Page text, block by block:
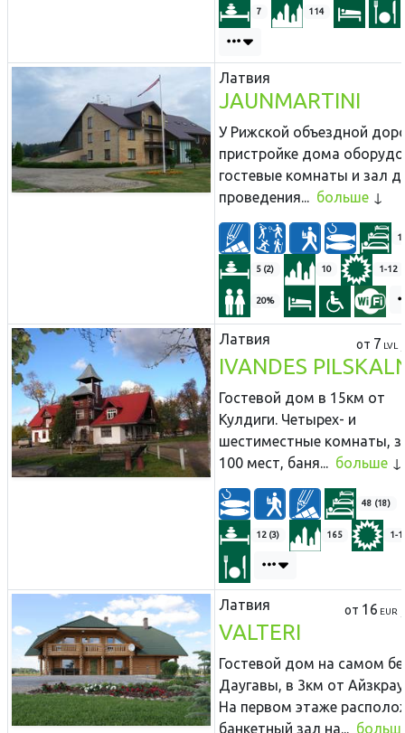
7 114
Латвия
JAUNMARTINI
У Рижской объездной
пристройке дома
гостевые комнаты и зал
проведения...
больше
5 (2) 10 1-12
20%
Латвия от 7 LVL
IVANDES
Гостевой дом в 15км от
Кулдиги. Четырех- и
шестиместные комнаты,
100 мест, баня...
больше
48 (18)
12 (3) 165 1-
Латвия от 16 EUR
VALTERI
Гостевой дом на самом
Даугавы, в 3км от
На первом этаже
банкетный зал на...